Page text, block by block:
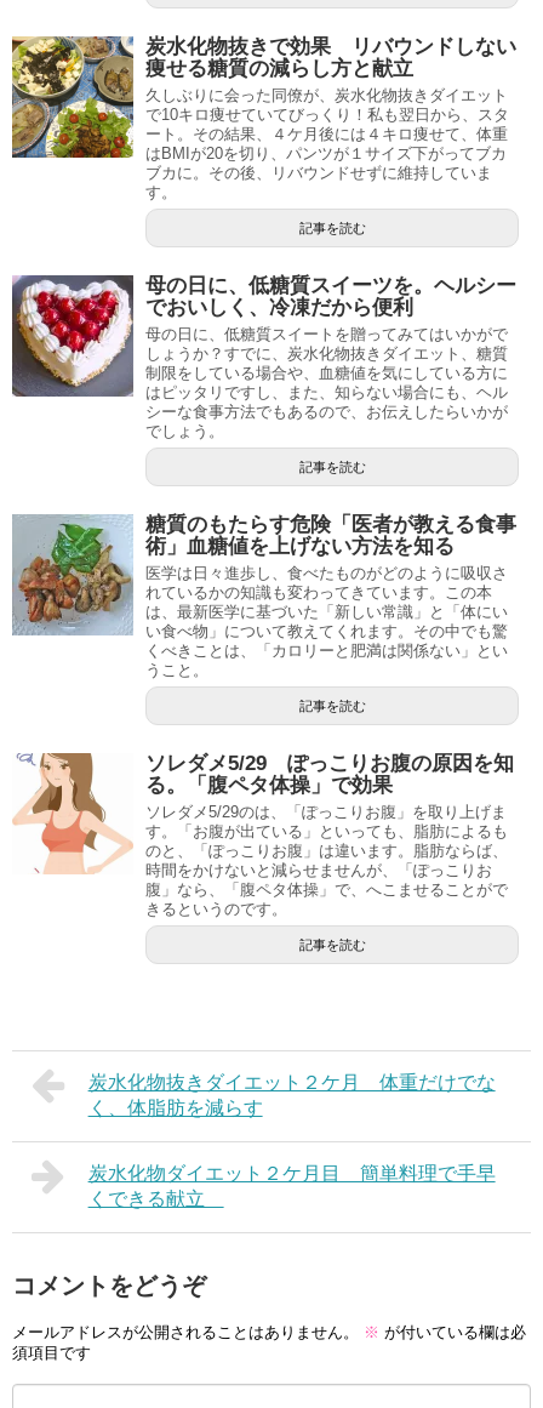
炭水化物抜きで効果 リバウンドしない
痩せる糖質の減らし方と献立
久しぶりに会った同僚が、炭水化物抜きダイエット
で10キロ痩せていてびっくり！私も翌日から、スタ
ート。その結果、４ケ月後には４キロ痩せて、体重
はBMIが20を切り、パンツが１サイズ下がってブカ
ブカに。その後、リバウンドせずに維持していま
す。
記事を読む
母の日に、低糖質スイーツを。ヘルシー
でおいしく、冷凍だから便利
母の日に、低糖質スイートを贈ってみてはいかがで
しょうか？すでに、炭水化物抜きダイエット、糖質
制限をしている場合や、血糖値を気にしている方に
はピッタリですし、また、知らない場合にも、ヘル
シーな食事方法でもあるので、お伝えしたらいかが
でしょう。
記事を読む
糖質のもたらす危険「医者が教える食事
術」血糖値を上げない方法を知る
医学は日々進歩し、食べたものがどのように吸収さ
れているかの知識も変わってきています。この本
は、最新医学に基づいた「新しい常識」と「体にい
い食べ物」について教えてくれます。その中でも驚
くべきことは、「カロリーと肥満は関係ない」とい
うこと。
記事を読む
ソレダメ5/29 ぽっこりお腹の原因を知
る。「腹ペタ体操」で効果
ソレダメ5/29のは、「ぽっこりお腹」を取り上げま
す。「お腹が出ている」といっても、脂肪によるも
のと、「ぽっこりお腹」は違います。脂肪ならば、
時間をかけないと減らせませんが、「ぽっこりお
腹」なら、「腹ペタ体操」で、へこませることがで
きるというのです。
記事を読む
炭水化物抜きダイエット２ケ月 体重だけでな
く、体脂肪を減らす
炭水化物ダイエット２ケ月目 簡単料理で手早
くできる献立
コメントをどうぞ
メールアドレスが公開されることはありません。 ※ が付いている欄は必
須項目です